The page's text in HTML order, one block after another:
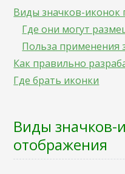
Виды значков-иконок
Где они могут
Польза применения
Как правильно
Где брать иконки
Виды значков-
отображения